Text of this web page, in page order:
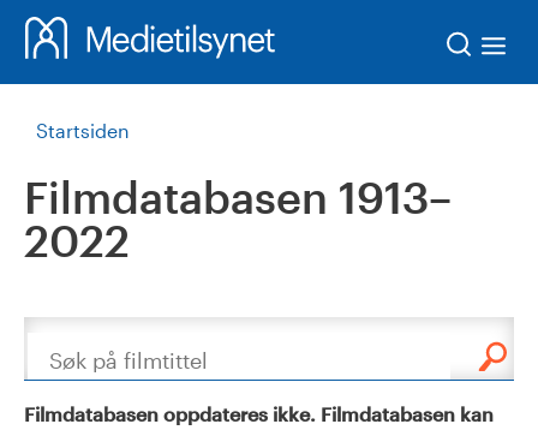
Startsiden
Filmdatabasen 1913–
2022
Søk
Filmdatabasen oppdateres ikke. Filmdatabasen kan